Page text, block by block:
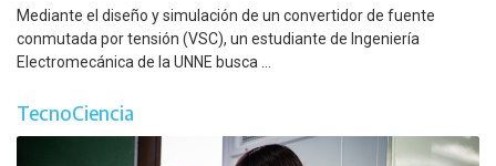
Mediante el diseño y simulación de un convertidor de fuente
conmutada por tensión (VSC), un estudiante de Ingeniería
Electromecánica de la UNNE busca ...
TecnoCiencia